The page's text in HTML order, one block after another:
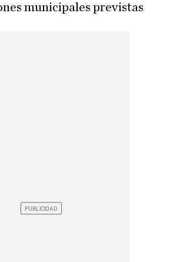
municipales previstas